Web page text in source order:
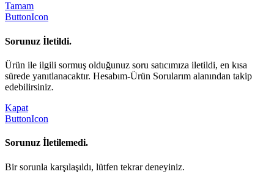
Tamam
ButtonIcon
Sorunuz İletildi.
Ürün ile ilgili sormuş olduğunuz soru satıcımıza iletildi, en kısa
sürede yanıtlanacaktır. Hesabım-Ürün Sorularım alanından takip
edebilirsiniz.
Kapat
ButtonIcon
Sorunuz İletilemedi.
Bir sorunla karşılaşıldı, lütfen tekrar deneyiniz.